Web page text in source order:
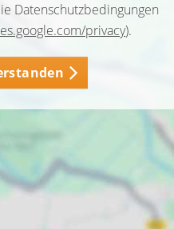
Datenschutzbedingungen
privacy).